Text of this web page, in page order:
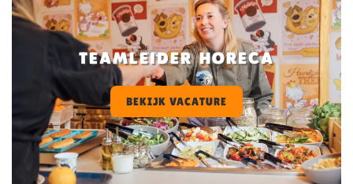
TEAMLEIDER HORECA
BEKIJK VACATURE